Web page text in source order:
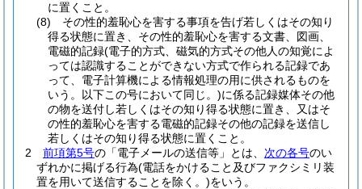
に置くこと。
(8)
その性的羞恥心を害する事項を告げ若しくはその知り
得る状態に置き、その性的羞恥心を害する文書、図画、
電磁的記録(電子的方式、磁気的方式その他人の知覚によ
っては認識することができない方式で作られる記録であ
って、電子計算機による情報処理の用に供されるものを
いう。以下この号において同じ。)に係る記録媒体その他
の物を送付し若しくはその知り得る状態に置き、又はそ
の性的羞恥心を害する電磁的記録その他の記録を送信し
若しくはその知り得る状態に置くこと。
2
前項第5号の「電子メールの送信等」とは、 次の各号のい
ずれかに掲げる行為(電話をかけること及びファクシミリ装
置を用いて送信することを除く。)をいう。